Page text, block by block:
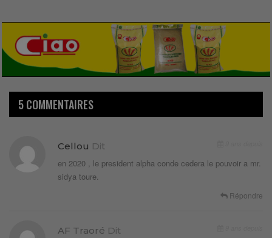
5 COMMENTAIRES
Cellou Dit
en 2020 , le president alpha conde cedera le pouvoir a mr.
sidya toure.
Répondre
AF Traoré Dit